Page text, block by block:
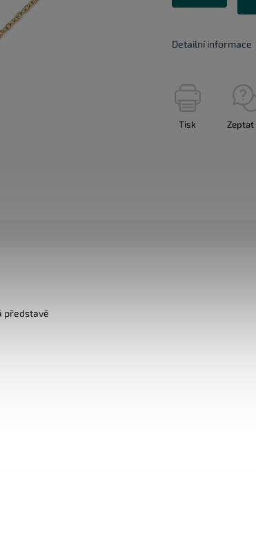
Detailní informace
Tisk Zeptat
představě